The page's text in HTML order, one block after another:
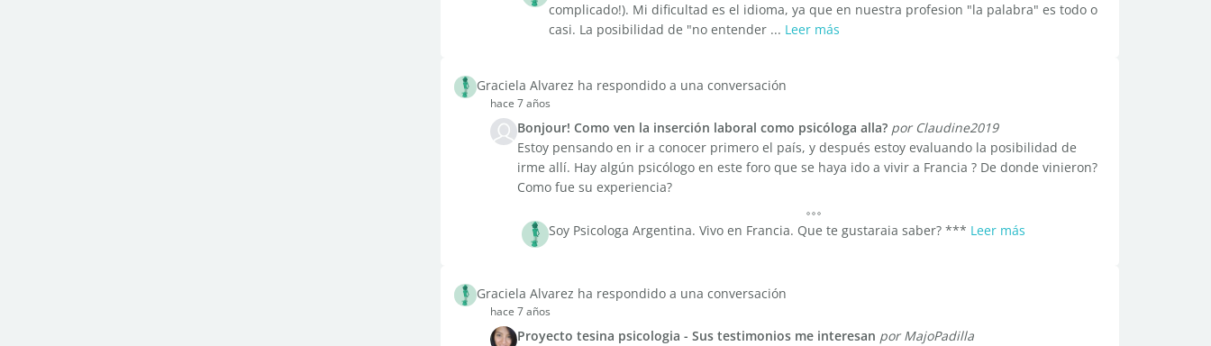
complicado!). Mi dificultad es el idioma, ya que en nuestra profesion "la palabra" es todo o
casi. La posibilidad de "no entender ... Leer más
Graciela Alvarez ha respondido a una conversación
hace 7 años
Bonjour! Como ven la inserción laboral como psicóloga alla? por Claudine2019
Estoy pensando en ir a conocer primero el país, y después estoy evaluando la posibilidad de
irme allí. Hay algún psicólogo en este foro que se haya ido a vivir a Francia ? De donde vinieron?
Como fue su experiencia?
Soy Psicologa Argentina. Vivo en Francia. Que te gustaraia saber? *** Leer más
Graciela Alvarez ha respondido a una conversación
hace 7 años
Proyecto tesina psicologia - Sus testimonios me interesan por MajoPadilla